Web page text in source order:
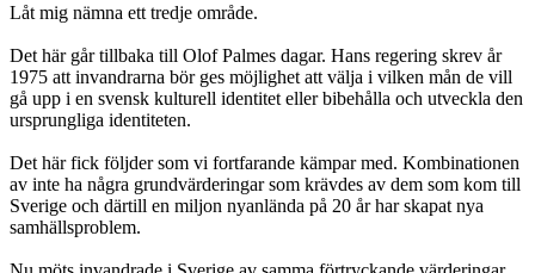
Låt mig nämna ett tredje område.
Det här går tillbaka till Olof Palmes dagar. Hans regering skrev år
1975 att invandrarna bör ges möjlighet att välja i vilken mån de vill
gå upp i en svensk kulturell identitet eller bibehålla och utveckla den
ursprungliga identiteten.
Det här fick följder som vi fortfarande kämpar med. Kombinationen
av inte ha några grundvärderingar som krävdes av dem som kom till
Sverige och därtill en miljon nyanlända på 20 år har skapat nya
samhällsproblem.